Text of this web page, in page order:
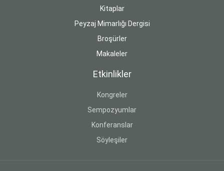
Kitaplar
Peyzaj Mimarlığı Dergisi
Broşürler
Makaleler
Etkinlikler
Kongreler
Sempozyumlar
Konferanslar
Söyleşiler